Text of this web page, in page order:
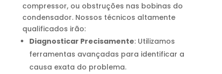
compressor, ou obstruções nas bobinas do
condensador. Nossos técnicos altamente
qualificados irão:
Diagnosticar Precisamente: Utilizamos
ferramentas avançadas para identificar a
causa exata do problema.